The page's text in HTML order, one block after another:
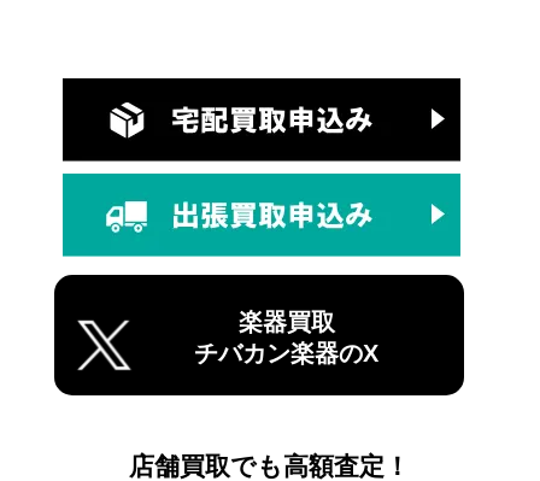
楽器買取
チバカン楽器のX
店舗買取でも高額査定！